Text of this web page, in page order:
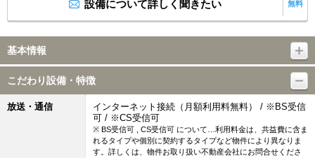
設備について詳しく聞きたい 無料
基本情報
こだわり設備・特徴
放送・通信
インターネット接続（月額利用料無料） / ※BS受信
可 / ※CS受信可
※ BS受信可 , CS受信可 について…利用料金は、共益費に含ま
れるタイプや個別に契約するタイプなど物件により異なりま
す。詳しくは、物件お取り扱い不動産会社にお問合せくださ